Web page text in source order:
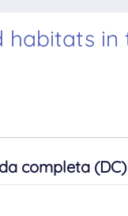
completa (DC)